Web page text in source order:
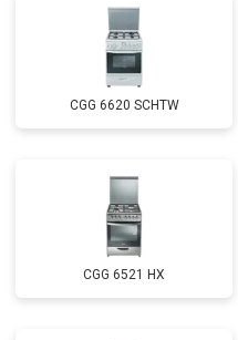
CGG 6620 SCHTW
CGG 6521 HX